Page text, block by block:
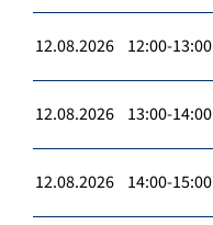
12.08.2026 12:00-13:00
12.08.2026 13:00-14:00
12.08.2026 14:00-15:00